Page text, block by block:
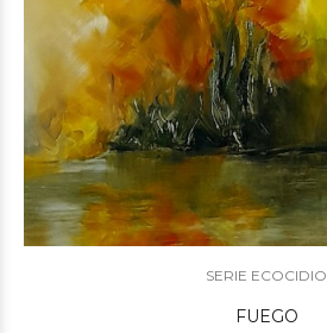
SERIE ECOCIDIO
FUEGO